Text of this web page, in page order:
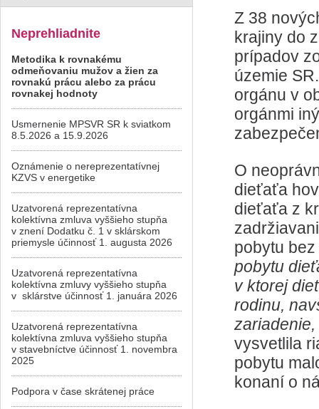
Z 38
krajiny do
prípadov
územie
orgánu v
orgánmi
O
dieťaťa
dieťaťa z
pobytu
pobytu
v ktorej
rodinu,
vysvetlila
pobytu
konaní o
Neprehliadnite
Metodika k rovnakému
odmeňovaniu mužov a žien za
rovnakú prácu alebo za prácu
rovnakej hodnoty
Usmernenie MPSVR SR k sviatkom
8.5.2026 a 15.9.2026
Oznámenie o nereprezentatívnej
KZVS v energetike
Uzatvorená reprezentatívna
kolektívna zmluva vyššieho stupňa
v znení Dodatku č. 1 v sklárskom
priemysle účinnosť 1. augusta 2026
Uzatvorená reprezentatívna
kolektívna zmluvy vyššieho stupňa
v sklárstve účinnosť 1. januára 2026
Uzatvorená reprezentatívna
kolektívna zmluva vyššieho stupňa
v stavebníctve účinnosť 1. novembra
2025
Podpora v čase skrátenej práce